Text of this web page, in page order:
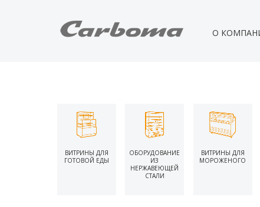
О
ВИТРИНЫ ДЛЯ
ГОТОВОЙ ЕДЫ
ОБОРУДОВАНИЕ
ИЗ
НЕРЖАВЕЮЩЕЙ
СТАЛИ
ВИТРИНЫ ДЛЯ
МОРОЖЕНОГО